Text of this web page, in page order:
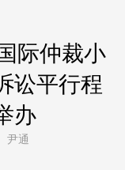
际仲裁小
讼平行程
办
尹通